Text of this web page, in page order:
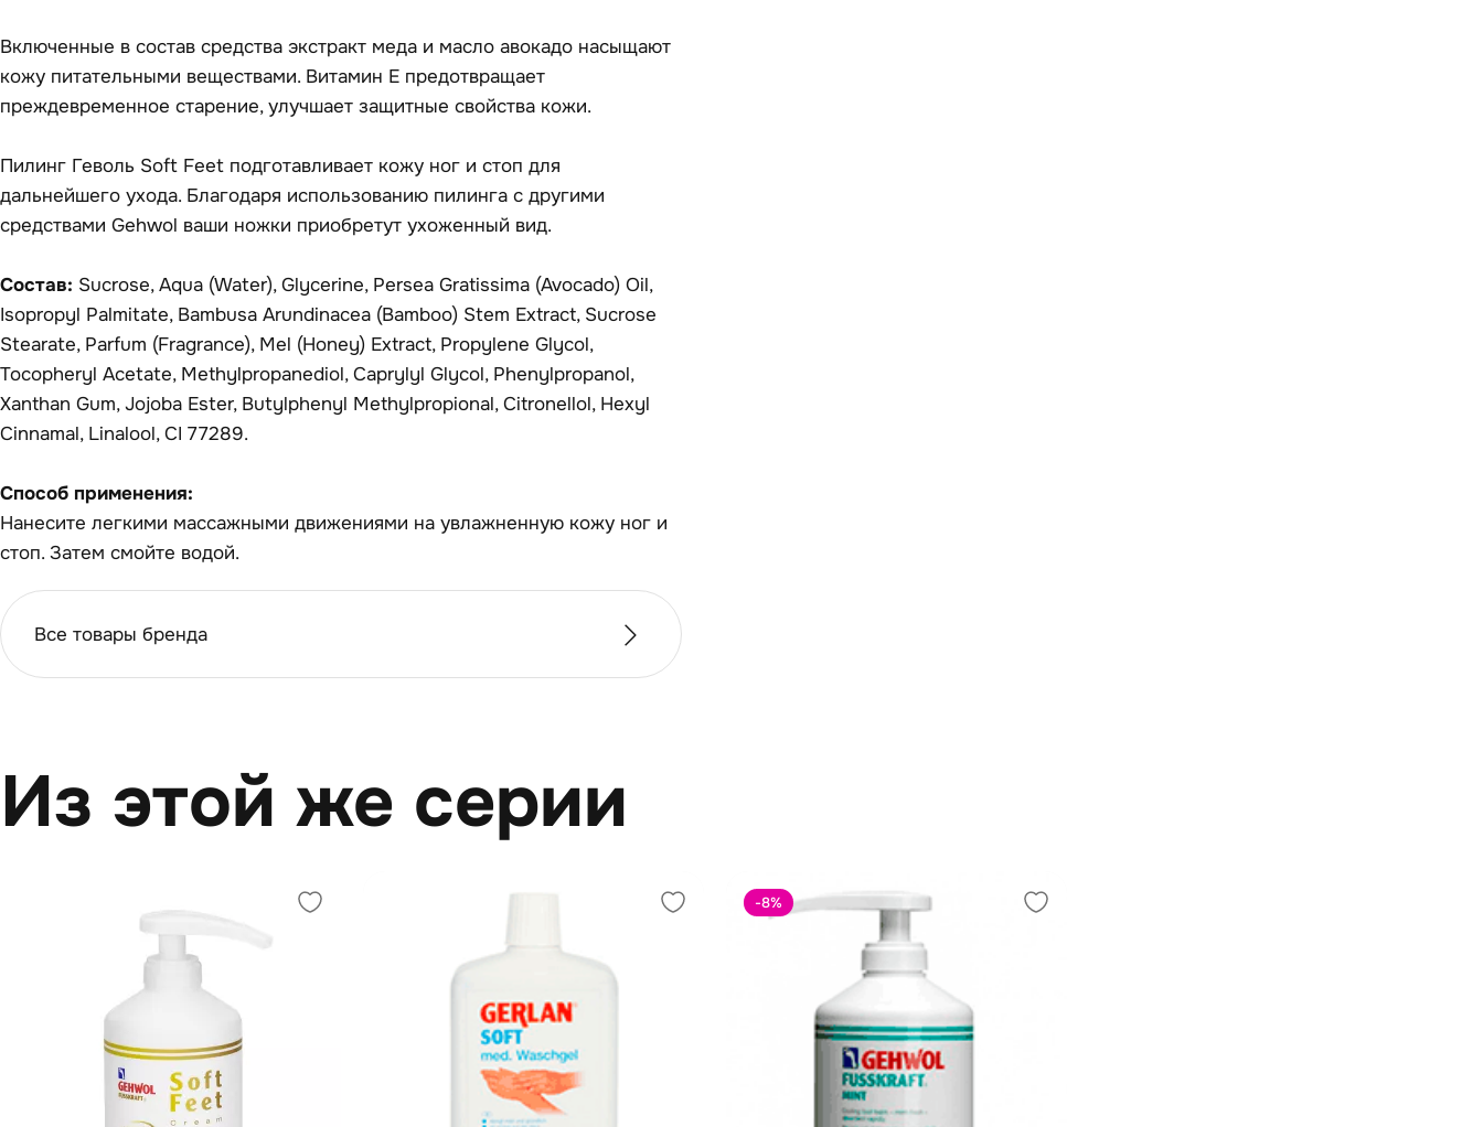
Включенные в состав средства экстракт меда и масло авокадо насыщают
кожу питательными веществами. Витамин Е предотвращает
преждевременное старение, улучшает защитные свойства кожи.
Пилинг Геволь Soft Feet подготавливает кожу ног и стоп для
дальнейшего ухода. Благодаря использованию пилинга с другими
средствами Gehwol ваши ножки приобретут ухоженный вид.
Состав: Sucrose, Aqua (Water), Glycerine, Persea Gratissima (Avocado) Oil,
Isopropyl Palmitate, Bambusa Arundinacea (Bamboo) Stem Extract, Sucrose
Stearate, Parfum (Fragrance), Mel (Honey) Extract, Propylene Glycol,
Tocopheryl Acetate, Methylpropanediol, Caprylyl Glycol, Phenylpropanol,
Xanthan Gum, Jojoba Ester, Butylphenyl Methylpropional, Citronellol, Hexyl
Cinnamal, Linalool, CI 77289.
Способ применения:
Нанесите легкими массажными движениями на увлажненную кожу ног и
стоп. Затем смойте водой.
Все товары бренда
Из этой же серии
-8%